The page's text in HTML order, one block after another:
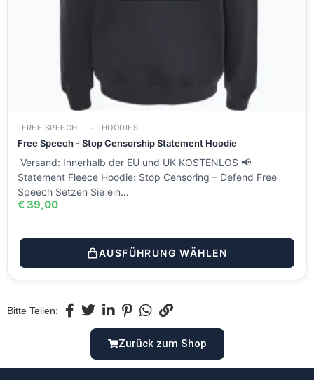
FREE SPEECH HOODIES
Free Speech - Stop Censorship Statement Hoodie
Versand: Innerhalb der EU und UK KOSTENLOS 📢
Statement Fleece Hoodie: Stop Censoring – Defend Free
Speech Setzen Sie ein…
€ 39,00
AUSFÜHRUNG WÄHLEN
Bitte Teilen:
Zurück zum Shop